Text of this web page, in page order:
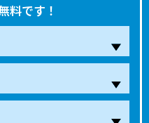
料です！